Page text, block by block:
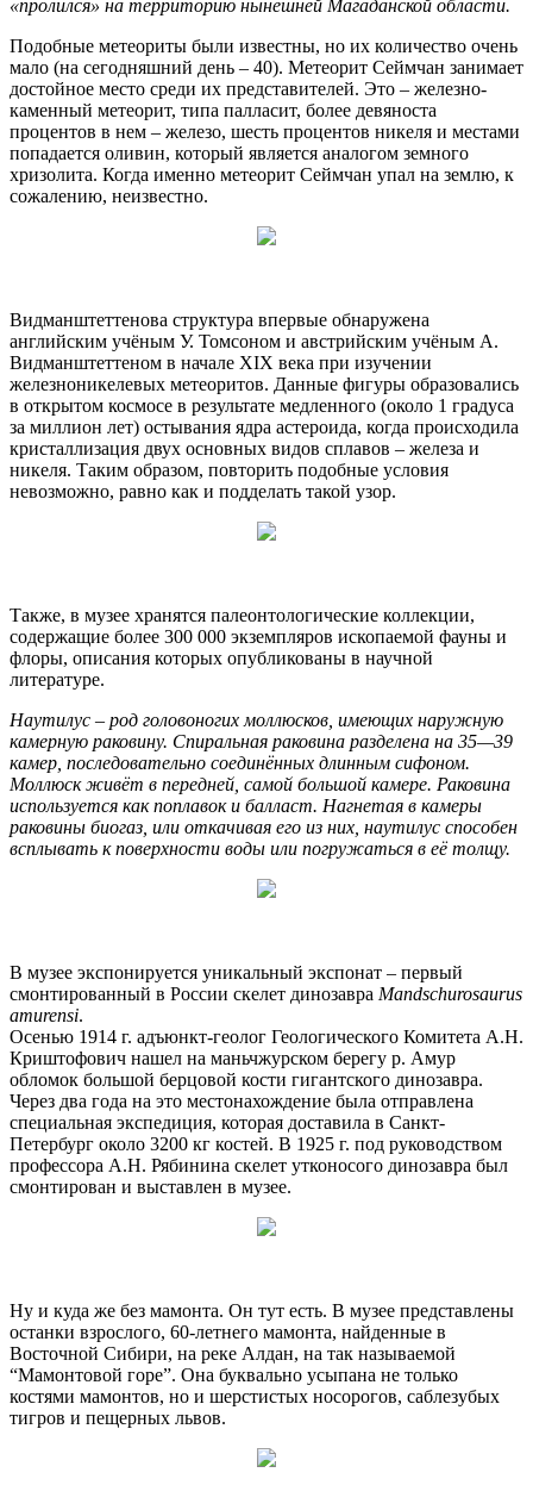
«пролился» на территорию нынешней Магаданской области.
Подобные метеориты были известны, но их количество очень
мало (на сегодняшний день – 40). Метеорит Сеймчан занимает
достойное место среди их представителей. Это – железно-
каменный метеорит, типа палласит, более девяноста
процентов в нем – железо, шесть процентов никеля и местами
попадается оливин, который является аналогом земного
хризолита. Когда именно метеорит Сеймчан упал на землю, к
сожалению, неизвестно.
Видманштеттенова структура впервые обнаружена
английским учёным У. Томсоном и австрийским учёным А.
Видманштеттеном в начале XIX века при изучении
железноникелевых метеоритов. Данные фигуры образовались
в открытом космосе в результате медленного (около 1 градуса
за миллион лет) остывания ядра астероида, когда происходила
кристаллизация двух основных видов сплавов – железа и
никеля. Таким образом, повторить подобные условия
невозможно, равно как и подделать такой узор.
Также, в музее хранятся палеонтологические коллекции,
содержащие более 300 000 экземпляров ископаемой фауны и
флоры, описания которых опубликованы в научной
литературе.
Наутилус – род головоногих моллюсков, имеющих наружную
камерную раковину. Спиральная раковина разделена на 35—39
камер, последовательно соединённых длинным сифоном.
Моллюск живёт в передней, самой большой камере. Раковина
используется как поплавок и балласт. Нагнетая в камеры
раковины биогаз, или откачивая его из них, наутилус способен
всплывать к поверхности воды или погружаться в её толщу.
В музее экспонируется уникальный экспонат – первый
смонтированный в России скелет динозавра Mandschurosaurus
amurensi.
Осенью 1914 г. адъюнкт-геолог Геологического Комитета А.Н.
Криштофович нашел на маньчжурском берегу р. Амур
обломок большой берцовой кости гигантского динозавра.
Через два года на это местонахождение была отправлена
специальная экспедиция, которая доставила в Санкт-
Петербург около 3200 кг костей. В 1925 г. под руководством
профессора А.Н. Рябинина скелет утконосого динозавра был
смонтирован и выставлен в музее.
Ну и куда же без мамонта. Он тут есть. В музее представлены
останки взрослого, 60-летнего мамонта, найденные в
Восточной Сибири, на реке Алдан, на так называемой
“Мамонтовой горе”. Она буквально усыпана не только
костями мамонтов, но и шерстистых носорогов, саблезубых
тигров и пещерных львов.